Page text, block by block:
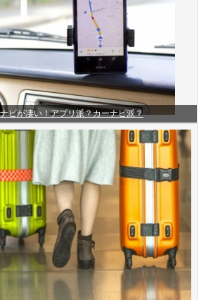
ビが凄い！アプリ派？カーナビ派？